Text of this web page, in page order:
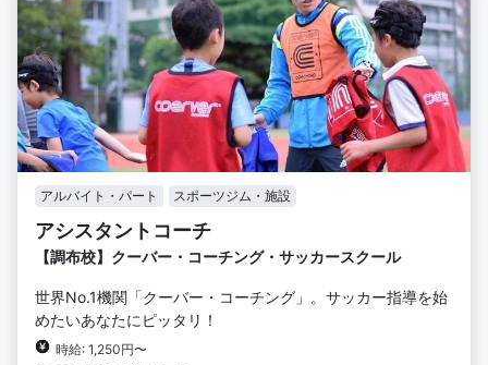
アルバイト・パート スポーツジム・施設
アシスタントコーチ
【調布校】クーバー・コーチング・サッカースクール
世界No.1機関「クーバー・コーチング」。サッカー指導を始
めたいあなたにピッタリ！
時給: 1,250円〜